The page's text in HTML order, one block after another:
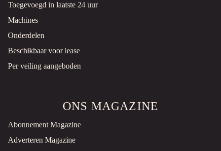
Toegevoegd in laatste 24 uur
Machines
Onderdelen
Beschikbaar voor lease
Per veiling aangeboden
ONS MAGAZINE
Abonnement Magazine
Adverteren Magazine